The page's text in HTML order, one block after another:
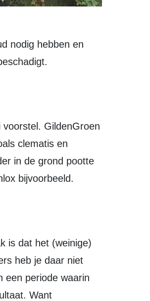
clematis en
in de grond pootte
bijvoorbeeld.
heb je daar niet
een periode waarin
Want